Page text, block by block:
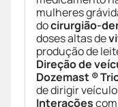
mulheres
docirurgião-
doses altas de
produção de
Direção de
Dozemast ®
de dirigir
Interações